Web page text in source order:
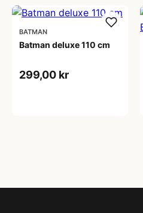
BATMAN
Batman deluxe 110 cm
299,00 kr